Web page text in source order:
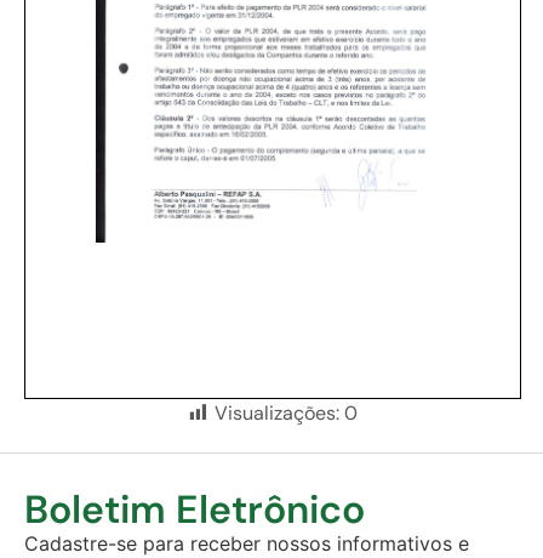
Visualizações:0
Boletim Eletrônico
Cadastre-se para receber nossos informativos e